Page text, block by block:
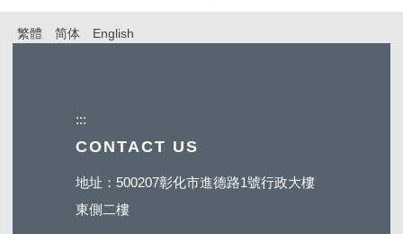
繁體 简体 English
:::
CONTACT US
地址：500207彰化市進德路1號行政大樓
東側二樓